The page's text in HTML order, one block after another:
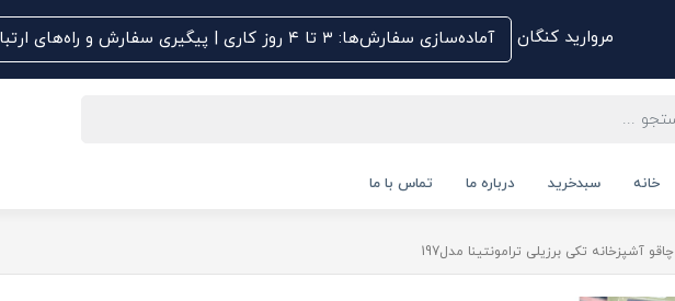
مروارید کنگان آماده‌سازی سفارش‌ها: ۳ تا ۴ روز کاری | پیگیری سفارش و راه‌های ارتباطی کلیک کنید
خانه سبدخرید درباره ما تماس با ما
چاقو آشپزخانه تکی برزیلی ترامونتینا مدل197